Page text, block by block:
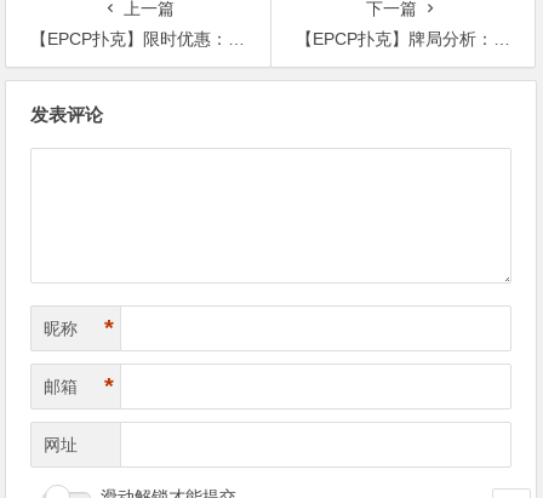
上一篇
【EPCP扑克】限时优惠：6/13-6/28支付宝存款手续费全免
下一篇
【EPCP扑克】牌局分析：被鱼的迷踪拳打晕
发表评论
昵称 *
邮箱 *
网址